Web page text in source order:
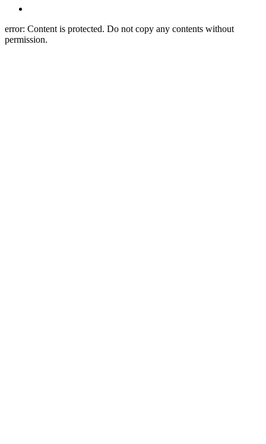
error: Content is protected. Do not copy any contents without
permission.